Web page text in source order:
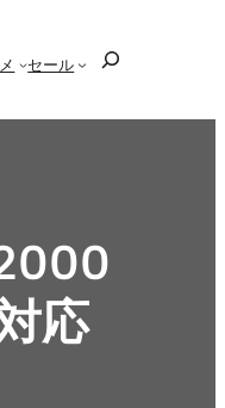
セール
応